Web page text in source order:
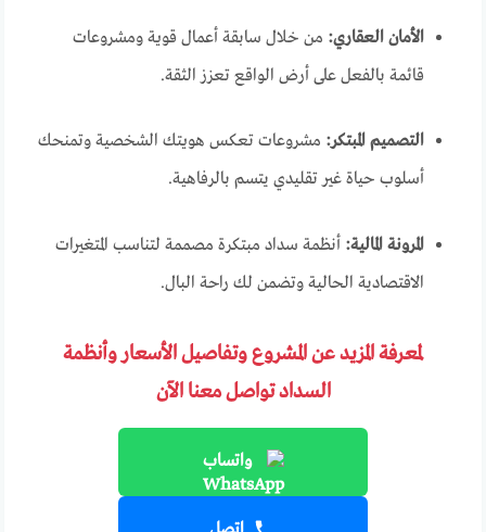
الأمان العقاري: من خلال سابقة أعمال قوية ومشروعات
قائمة بالفعل على أرض الواقع تعزز الثقة.
التصميم المبتكر: مشروعات تعكس هويتك الشخصية وتمنحك
أسلوب حياة غير تقليدي يتسم بالرفاهية.
المرونة المالية: أنظمة سداد مبتكرة مصممة لتناسب المتغيرات
الاقتصادية الحالية وتضمن لك راحة البال.
لمعرفة المزيد عن المشروع وتفاصيل الأسعار وأنظمة
السداد تواصل معنا الآن
واتساب